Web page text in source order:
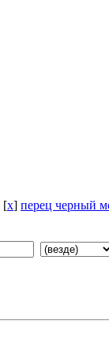
[x] перец черный